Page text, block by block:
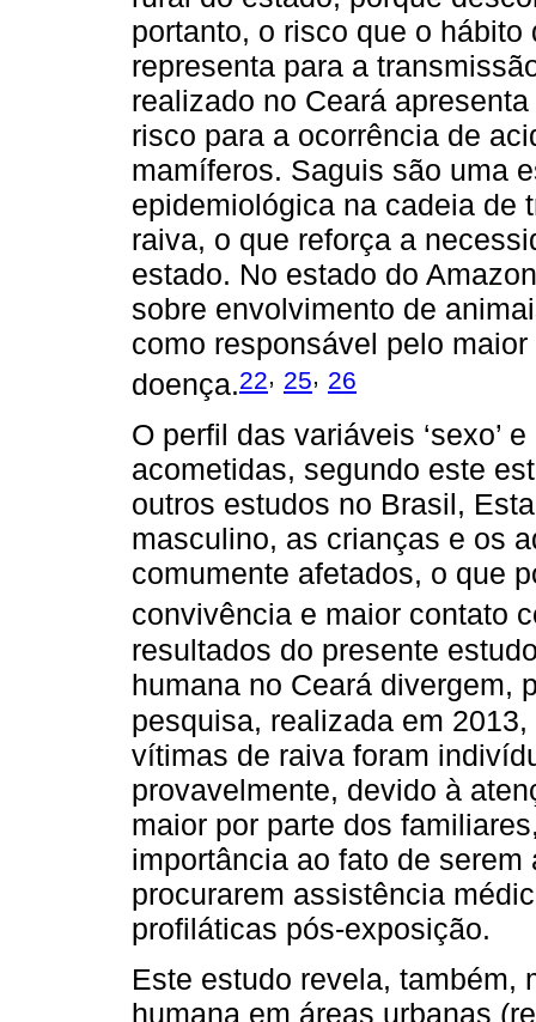
portanto, o risco que o hábito
representa para a
realizado no Ceará
risco para a ocorrência de
mamíferos. Saguis são uma
epidemiológica na cadeia de
raiva, o que reforça a
estado. No estado do
sobre envolvimento de
como responsável pelo
doença.22, 25, 26
O perfil das variáveis ‘sexo’
acometidas, segundo este
outros estudos no Brasil,
masculino, as crianças e os
comumente afetados, o que
convivência e maior contato
resultados do presente
humana no Ceará divergem,
pesquisa, realizada em
vítimas de raiva foram
provavelmente, devido à
maior por parte dos
importância ao fato de
procurarem assistência
profiláticas pós-exposição.
Este estudo revela, também,
humana em áreas urbanas